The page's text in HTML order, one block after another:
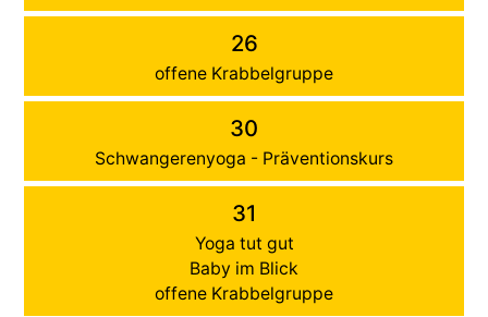
26
offene Krabbelgruppe
30
Schwangerenyoga - Präventionskurs
31
Yoga tut gut
Baby im Blick
offene Krabbelgruppe